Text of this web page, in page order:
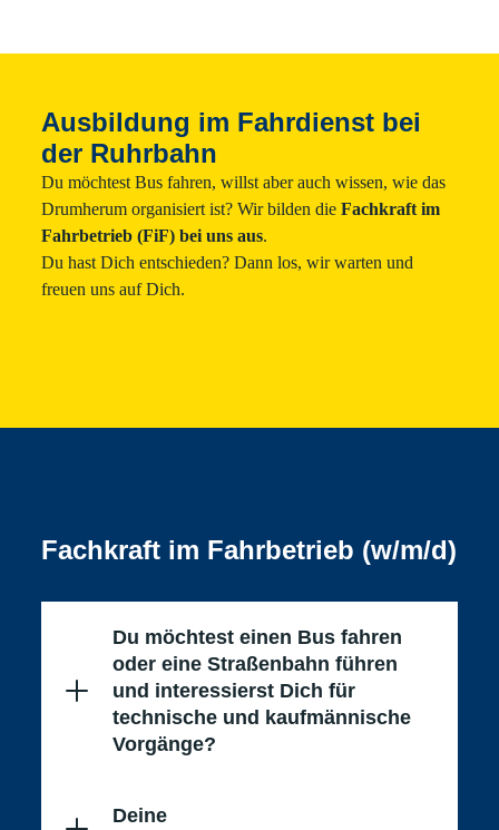
Ausbildung im Fahrdienst bei
der Ruhrbahn
Du möchtest Bus fahren, willst aber auch wissen, wie das
Drumherum organisiert ist? Wir bilden dieFachkraft im
Fahrbetrieb (FiF) bei uns aus.
Du hast Dich entschieden? Dann los, wir warten und
freuen uns auf Dich.
Fachkraft im Fahrbetrieb (w/m/d)
Du möchtest einen Bus fahren
oder eine Straßenbahn führen
und interessierst Dich für
technische und kaufmännische
Vorgänge?
Deine